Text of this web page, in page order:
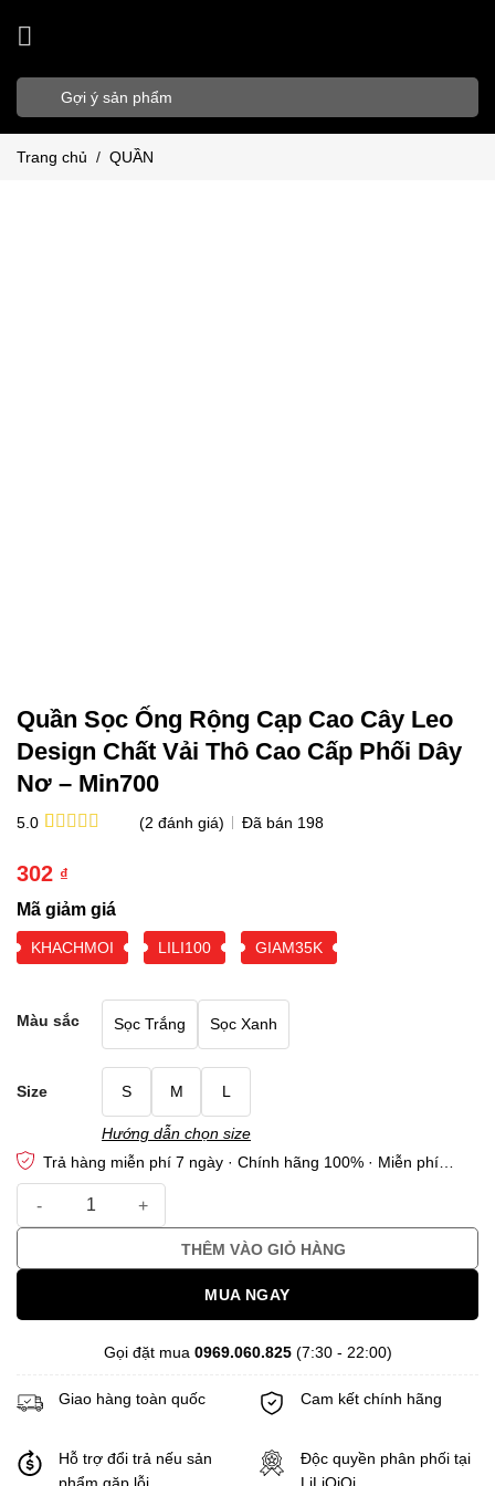
qua
kiếm:
Trang chủ / QUẦN
Quần Sọc Ống Rộng Cạp Cao Cây Leo
Design Chất Vải Thô Cao Cấp Phối Dây
Nơ – Min700
5.0
dựa trên
đánh giá
(2 đánh giá) Đã bán 198
302 ₫
Mã giảm giá
KHACHMOI LILI100 GIAM35K
Màu sắc Sọc Trắng Sọc Xanh
Size S M L
Hướng dẫn chọn size
Trả hàng miễn phí 7 ngày · Chính hãng 100% · Miễn phí
vận chuyển · Bảo hiểm Thời trang
Quần Sọc Ống Rộng Cạp Cao Cây Leo Design Chất Vải Thô
THÊM VÀO GIỎ HÀNG
MUA NGAY
Gọi đặt mua 0969.060.825(7:30 - 22:00)
Giao hàng toàn quốc Cam kết chính hãng
Hỗ trợ đổi trả nếu sản
Độc quyền phân phối tại